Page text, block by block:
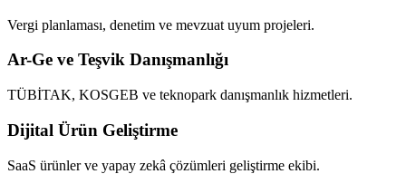
Vergi planlaması, denetim ve mevzuat uyum projeleri.
Ar-Ge ve Teşvik Danışmanlığı
TÜBİTAK, KOSGEB ve teknopark danışmanlık hizmetleri.
Dijital Ürün Geliştirme
SaaS ürünler ve yapay zekâ çözümleri geliştirme ekibi.